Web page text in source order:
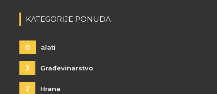
KATEGORIJE PONUDA
0 alati
3 Građevinarstvo
2 Hrana